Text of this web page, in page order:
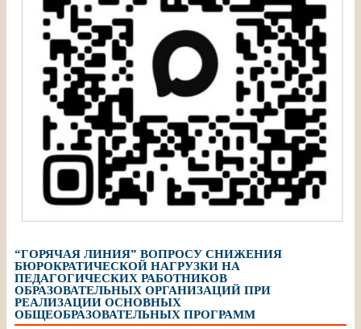
“ГОРЯЧАЯ ЛИНИЯ” ВОПРОСУ СНИЖЕНИЯ
БЮРОКРАТИЧЕСКОЙ НАГРУЗКИ НА
ПЕДАГОГИЧЕСКИХ РАБОТНИКОВ
ОБРАЗОВАТЕЛЬНЫХ ОРГАНИЗАЦИЙ ПРИ
РЕАЛИЗАЦИИ ОСНОВНЫХ
ОБЩЕОБРАЗОВАТЕЛЬНЫХ ПРОГРАММ